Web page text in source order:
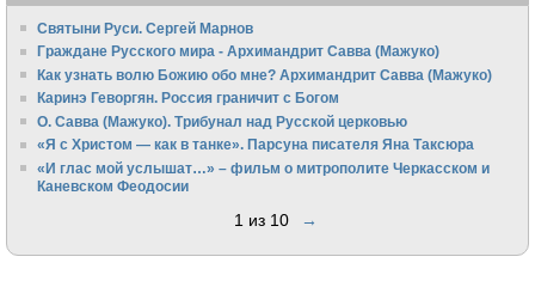
Святыни Руси. Сергей Марнов
Граждане Русского мира - Архимандрит Савва (Мажуко)
Как узнать волю Божию обо мне? Архимандрит Савва (Мажуко)
Каринэ Геворгян. Россия граничит с Богом
О. Савва (Мажуко). Трибунал над Русской церковью
«Я с Христом — как в танке». Парсуна писателя Яна Таксюра
«И глас мой услышат…» – фильм о митрополите Черкасском и
Каневском Феодосии
1 из 10 →